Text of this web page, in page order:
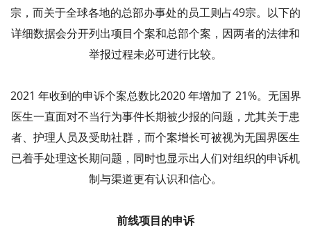
宗，而关于全球各地的总部办事处的员工则占49宗。以下的
详细数据会分开列出项目个案和总部个案，因两者的法律和
举报过程未必可进行比较。
2021 年收到的申诉个案总数比2020 年增加了 21%。无国界
医生一直面对不当行为事件长期被少报的问题，尤其关于患
者、护理人员及受助社群，而个案增长可被视为无国界医生
已着手处理这长期问题，同时也显示出人们对组织的申诉机
制与渠道更有认识和信心。
前线项目的申诉